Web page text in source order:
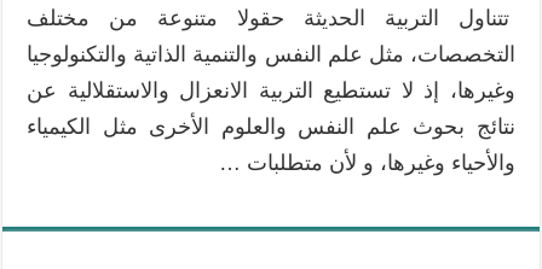
تتناول التربية الحديثة حقولا متنوعة من مختلف
التخصصات، مثل علم النفس والتنمية الذاتية والتكنولوجيا
وغيرها، إذ لا تستطيع التربية الانعزال والاستقلالية عن
نتائج بحوث علم النفس والعلوم الأخرى مثل الكيمياء
والأحياء وغيرها، و لأن متطلبات …